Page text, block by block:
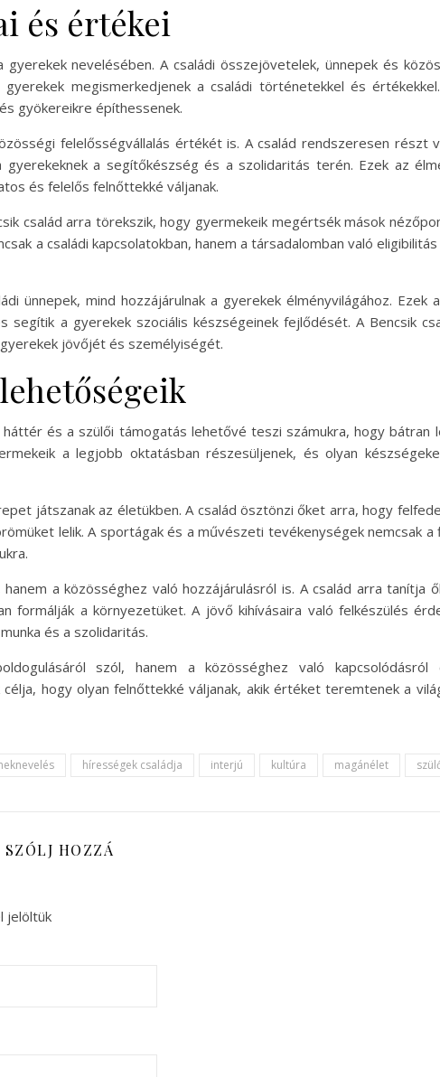
és értékei
nevelésében. A családi összejövetelek, ünnepek és
megismerkedjenek a családi történetekkel és
gyökereikre építhessenek.
felelősségvállalás értékét is. A család rendszeresen részt
a segítőkészség és a szolidaritás terén. Ezek az
és felelős felnőttekké váljanak.
család arra törekszik, hogy gyermekeik megértsék mások
a családi kapcsolatokban, hanem a társadalomban való
ünnepek, mind hozzájárulnak a gyerekek élményvilágához. Ezek
a gyerekek szociális készségeinek fejlődését. A Bencsik
jövőjét és személyiségét.
és a szülői támogatás lehetővé teszi számukra, hogy bátran
a legjobb oktatásban részesüljenek, és olyan
játszanak az életükben. A család ösztönzi őket arra, hogy
lelik. A sportágak és a művészeti tevékenységek nemcsak a
a közösséghez való hozzájárulásról is. A család arra tanítja
a környezetüket. A jövő kihívásaira való felkészülés
és a szolidaritás.
szól, hanem a közösséghez való kapcsolódásról
hogy olyan felnőttekké váljanak, akik értéket teremtenek a
hírességek családja interjú kultúra magánélet
SZÓLJ HOZZÁ
jelöltük